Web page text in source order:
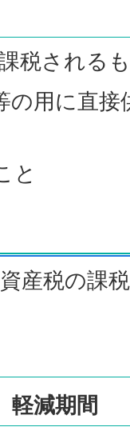
税される
用に直接
と
産税の課
軽減期間